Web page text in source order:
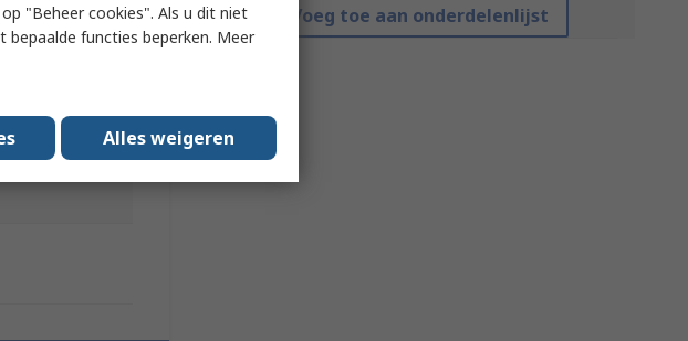
Voeg toe aan onderdelenlijst
"Beheer cookies". Als u dit niet
functies beperken. Meer
Alles weigeren